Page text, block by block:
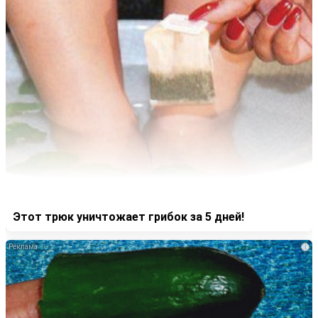
Этот трюк уничтожает грибок за 5 дней!
i